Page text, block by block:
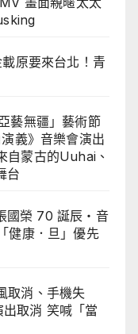
原要來台北！青
藝無疆」藝術節
義》音樂會演出
自蒙古的Uuhai、
台
國榮 70 誕辰・音
健康．旦」優先
取消、手機失
取消 笑喊「當